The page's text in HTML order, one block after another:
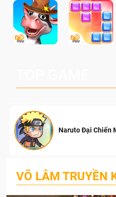
Naruto Đại Chiến
VÕ LÂM TRUYỀN